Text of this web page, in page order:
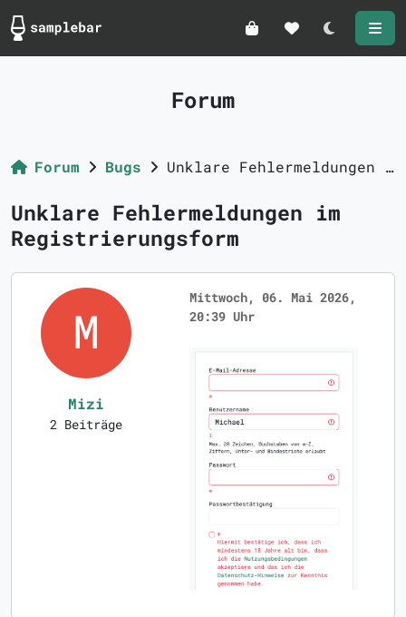
Darkmode
Forum
Forum Bugs Unklare Fehlermeldungen im Registrierungsform
Unklare Fehlermeldungen im
Registrierungsform
Mizi
2 Beiträge
Mittwoch, 06. Mai 2026,
20:39 Uhr